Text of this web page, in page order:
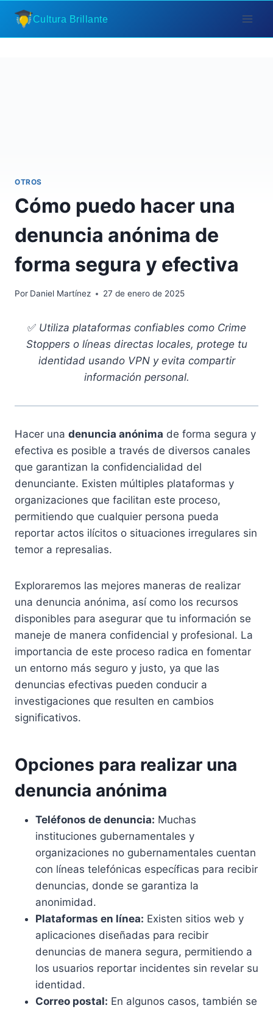
Saltar
contenido
Cultura Brillante
OTROS
Cómo puedo hacer una
denuncia anónima de
forma segura y efectiva
Por Daniel Martínez 27 de enero de 2025
✅ Utiliza plataformas confiables como Crime
Stoppers o líneas directas locales, protege tu
identidad usando VPN y evita compartir
información personal.
Hacer una denuncia anónima de forma segura y
efectiva es posible a través de diversos canales
que garantizan la confidencialidad del
denunciante. Existen múltiples plataformas y
organizaciones que facilitan este proceso,
permitiendo que cualquier persona pueda
reportar actos ilícitos o situaciones irregulares sin
temor a represalias.
Exploraremos las mejores maneras de realizar
una denuncia anónima, así como los recursos
disponibles para asegurar que tu información se
maneje de manera confidencial y profesional. La
importancia de este proceso radica en fomentar
un entorno más seguro y justo, ya que las
denuncias efectivas pueden conducir a
investigaciones que resulten en cambios
significativos.
Opciones para realizar una
denuncia anónima
Teléfonos de denuncia: Muchas
instituciones gubernamentales y
organizaciones no gubernamentales cuentan
con líneas telefónicas específicas para recibir
denuncias, donde se garantiza la
anonimidad.
Plataformas en línea: Existen sitios web y
aplicaciones diseñadas para recibir
denuncias de manera segura, permitiendo a
los usuarios reportar incidentes sin revelar su
identidad.
Correo postal: En algunos casos, también se